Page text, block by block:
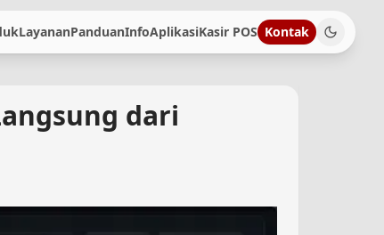
LayananPanduanInfoAplikasiKasir POS Kontak
dari